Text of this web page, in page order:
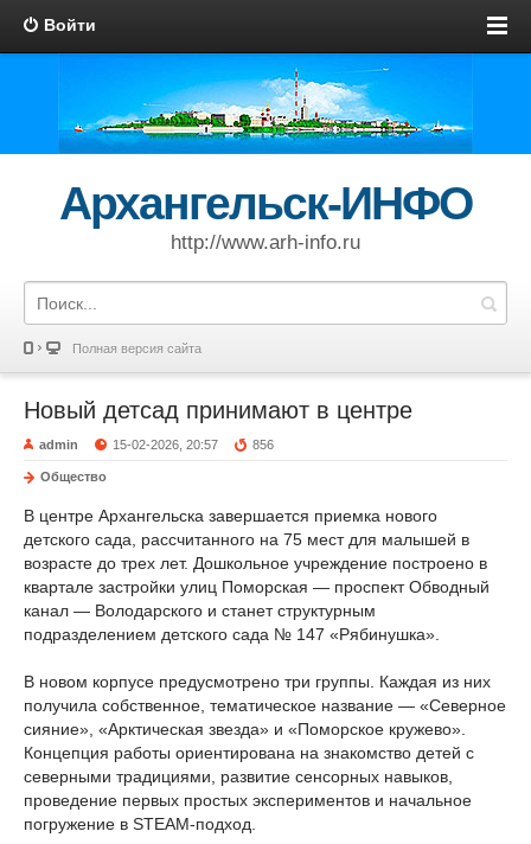
Войти
Архангельск-ИНФО
http://www.arh-info.ru
Полная версия сайта
Новый детсад принимают в центре
admin 15-02-2026, 20:57 856
Общество
В центре Архангельска завершается приемка нового
детского сада, рассчитанного на 75 мест для малышей в
возрасте до трех лет. Дошкольное учреждение построено в
квартале застройки улиц Поморская — проспект Обводный
канал — Володарского и станет структурным
подразделением детского сада № 147 «Рябинушка».
В новом корпусе предусмотрено три группы. Каждая из них
получила собственное, тематическое название — «Северное
сияние», «Арктическая звезда» и «Поморское кружево».
Концепция работы ориентирована на знакомство детей с
северными традициями, развитие сенсорных навыков,
проведение первых простых экспериментов и начальное
погружение в STEAM-подход.